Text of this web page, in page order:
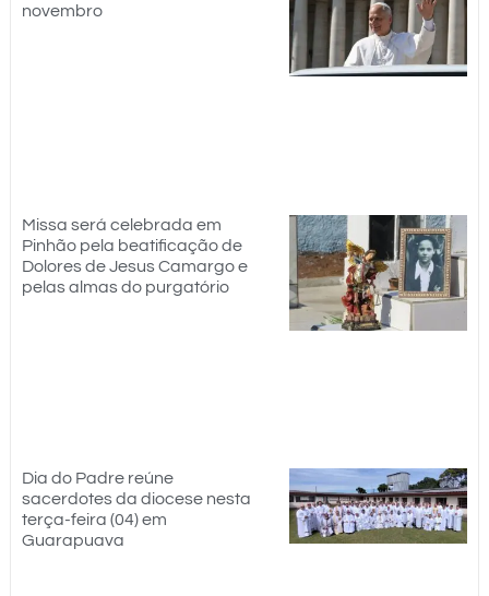
novembro
Missa será celebrada em
Pinhão pela beatificação de
Dolores de Jesus Camargo e
pelas almas do purgatório
Dia do Padre reúne
sacerdotes da diocese nesta
terça-feira (04) em
Guarapuava